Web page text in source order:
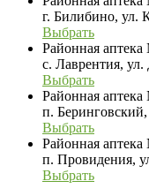
г. Билибино, ул.
Выбрать
Районная
с. Лаврентия,
Выбрать
Районная
п.
Выбрать
Районная
п. Провидения,
Выбрать